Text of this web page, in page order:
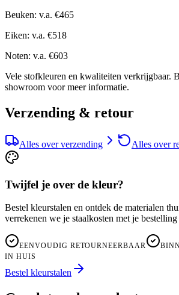
Beuken: v.a. €465
Eiken: v.a. €518
Noten: v.a. €603
Vele stofkleuren en kwaliteiten verkrijgbaar.
showroom voor meer informatie.
Verzending & retour
Alles over verzending Alles over
Twijfel je over de kleur?
Bestel kleurstalen en ontdek de materialen
verrekenen we je staalkosten met je bestelling
EENVOUDIG RETOURNEERBAAR
IN HUIS
Bestel kleurstalen